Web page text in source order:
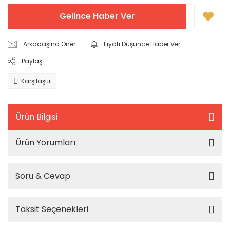
Gelince Haber Ver
Arkadaşına Öner
Fiyatı Düşünce Haber Ver
Paylaş
Karşılaştır
Ürün Bilgisi
Ürün Yorumları
Soru & Cevap
Taksit Seçenekleri